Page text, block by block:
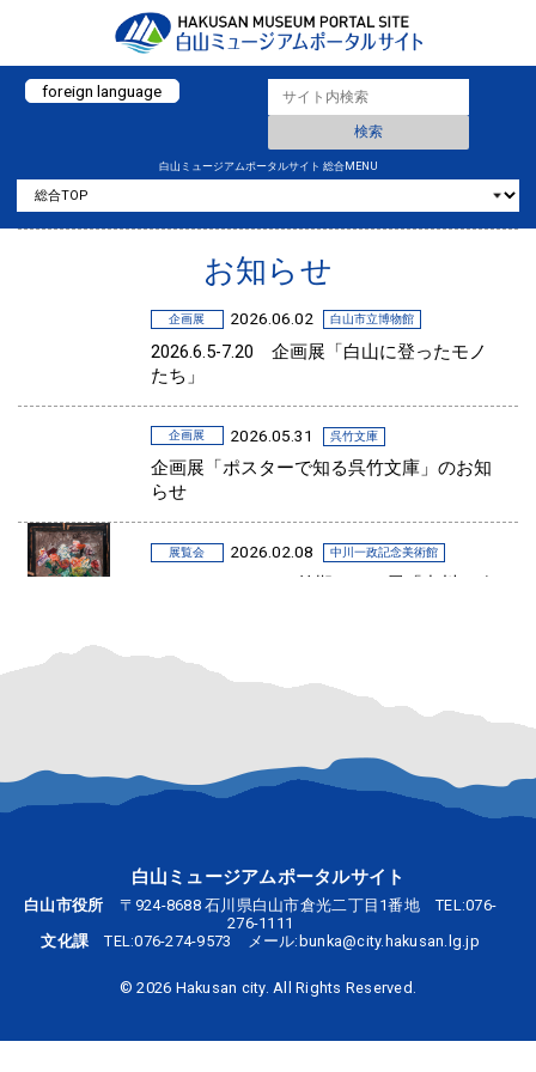
foreign language
白山ミュージアムポータルサイト 総合MENU
お知らせ
企画展 2026.06.02 白山市立博物館
2026.6.5-7.20 企画展「白山に登ったモノ
たち」
企画展 2026.05.31 呉竹文庫
企画展「ポスターで知る呉竹文庫」のお知
らせ
展覧会 2026.02.08 中川一政記念美術館
白山ミュージアムポータルサイト
白山市役所 〒924-8688 石川県白山市倉光二丁目1番地 TEL:076-
276-1111
文化課 TEL:076-274-9573 メール: bunka@city.hakusan.lg.jp
©2026 Hakusan city. All Rights Reserved.